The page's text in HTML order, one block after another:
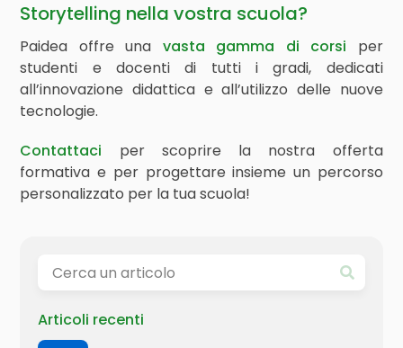
Storytelling nella vostra scuola?
Paidea offre una vasta gamma di corsi per
studenti e docenti di tutti i gradi, dedicati
all’innovazione didattica e all’utilizzo delle nuove
tecnologie.
Contattaci
per scoprire la nostra offerta
formativa e per progettare insieme un percorso
personalizzato per la tua scuola!
Articoli recenti